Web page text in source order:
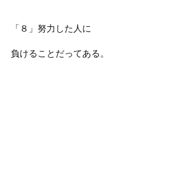
「８」努力した人に
負けることだってある。